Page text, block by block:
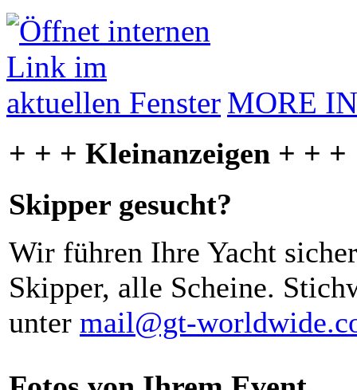
MORE
+ + + Kleinanzeigen + + +
Skipper gesucht?
Wir führen Ihre Yacht
Skipper, alle Scheine.
unter mail@gt-